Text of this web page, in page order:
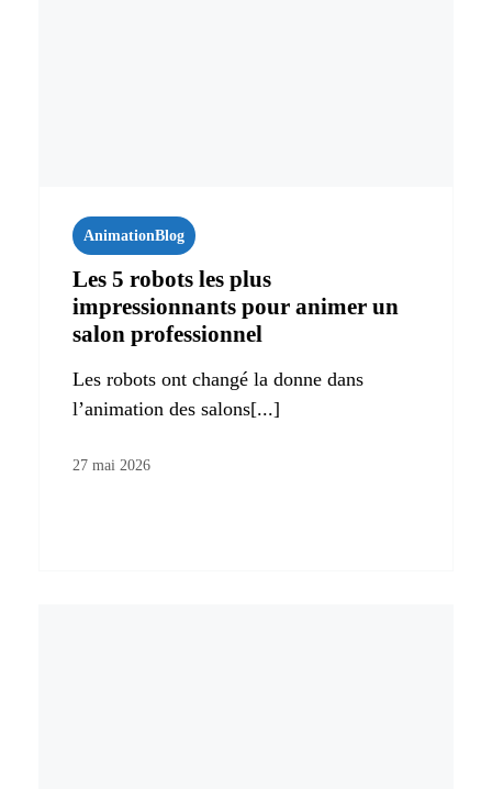
AnimationBlog
Les 5 robots les plus
impressionnants pour animer un
salon professionnel
Les robots ont changé la donne dans
l’animation des salons[...]
27 mai 2026